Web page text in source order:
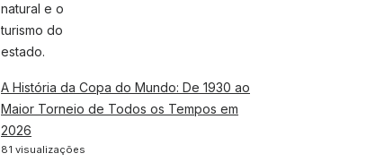
A História da Copa do Mundo: De 1930 ao
Maior Torneio de Todos os Tempos em
2026
81 visualizações